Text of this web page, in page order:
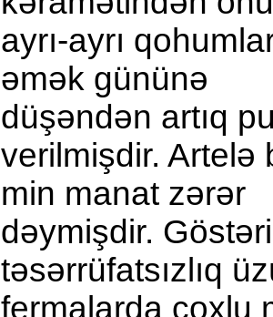
ayrı-ayrı
əmək gününə
düşəndən artıq
verilmişdir. Artelə
min manat zərər
dəymişdir.
təsər­rü­fatsızlıq
fermalarda çoxlu